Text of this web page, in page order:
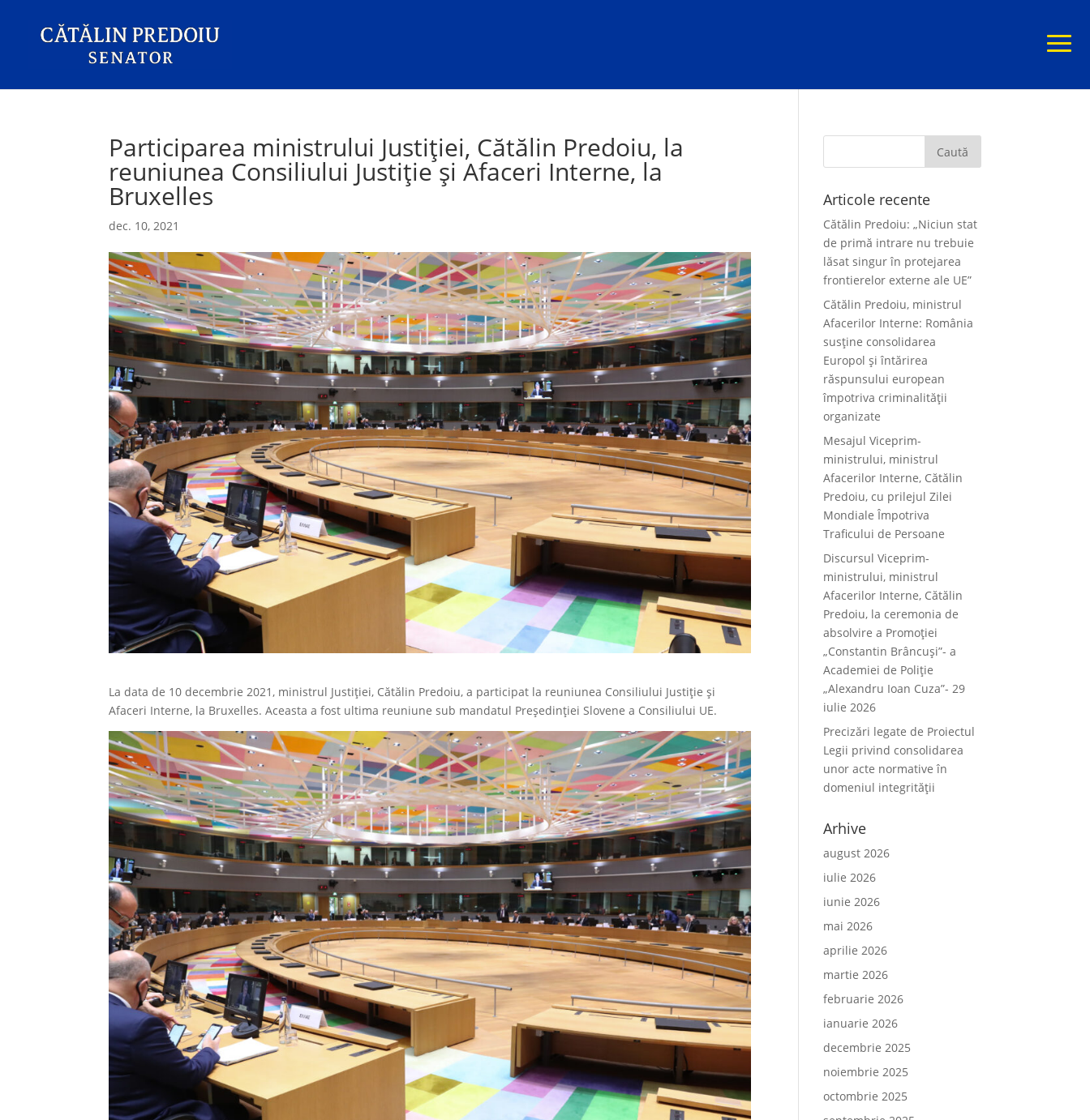
Participarea ministrului Justiției, Cătălin Predoiu, la
reuniunea Consiliului Justiție și Afaceri Interne, la
Bruxelles
dec. 10, 2021
La data de 10 decembrie 2021, ministrul Justiției, Cătălin Predoiu, a participat la reuniunea Consiliului Justiție și
Afaceri Interne, la Bruxelles. Aceasta a fost ultima reuniune sub mandatul Președinției Slovene a Consiliului UE.
Articole recente
Cătălin Predoiu: „Niciun stat
de primă intrare nu trebuie
lăsat singur în protejarea
frontierelor externe ale UE”
Cătălin Predoiu, ministrul
Afacerilor Interne: România
susține consolidarea
Europol și întărirea
răspunsului european
împotriva criminalității
organizate
Mesajul Viceprim-
ministrului, ministrul
Afacerilor Interne, Cătălin
Predoiu, cu prilejul Zilei
Mondiale Împotriva
Traficului de Persoane
Discursul Viceprim-
ministrului, ministrul
Afacerilor Interne, Cătălin
Predoiu, la ceremonia de
absolvire a Promoției
„Constantin Brâncuși”- a
Academiei de Poliție
„Alexandru Ioan Cuza”- 29
iulie 2026
Precizări legate de Proiectul
Legii privind consolidarea
unor acte normative în
domeniul integrității
Arhive
august 2026
iulie 2026
iunie 2026
mai 2026
aprilie 2026
martie 2026
februarie 2026
ianuarie 2026
decembrie 2025
noiembrie 2025
octombrie 2025